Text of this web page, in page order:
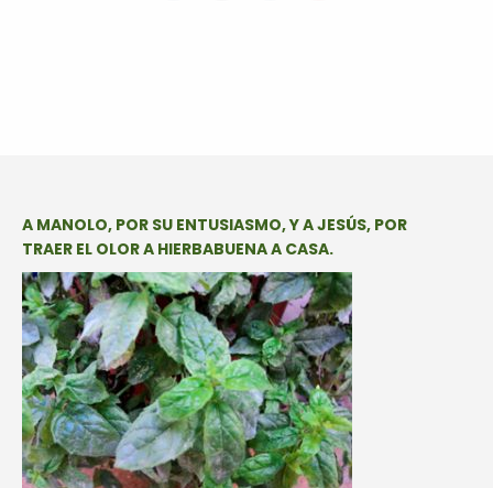
A MANOLO, POR SU ENTUSIASMO, Y A JESÚS, POR
TRAER EL OLOR A HIERBABUENA A CASA.